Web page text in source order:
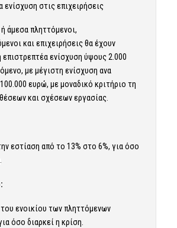
στις επιχειρήσεις
άμεσα πληττόμενοι,
και επιχειρήσεις θα έχουν
ενίσχυση ύψους 2.000
με μέγιστη ενίσχυση ανα
ευρώ, με μοναδικό κριτήριο τη
και σχέσεων εργασίας.
εστίαση από το 13% στο 6%, για όσο
ενοικίου των πληττόμενων
όσο διαρκεί η κρίση.